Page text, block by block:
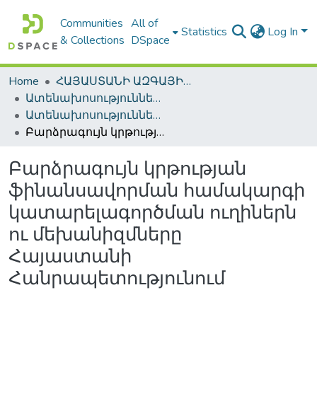
Communities
& Collections
All of
DSpace
Statistics Log In
Home
ՀԱՅԱՍՏԱՆԻ ԱԶԳԱՅԻՆ ԳՐԱԴԱՐԱՆԻ ԹՎԱՅԻՆ ՊԱՀՈՑ / DIGITAL REPOSITORY OF NLA
Ատենախոսություններ և սեղմագրեր / Theses & Abstracts
Ատենախոսություններ և սեղմագրեր / Theses & Abstracts
Բարձրագույն կրթության ֆինանսավորման համակարգի կատարելագործման ուղիներն ու մեխանիզմները Հայաստանի Հանրապետությունում
Բարձրագույն կրթության
ֆինանսավորման համակարգի
կատարելագործման ուղիներն
ու մեխանիզմները
Հայաստանի
Հանրապետությունում